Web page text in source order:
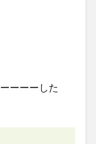
ーーーした